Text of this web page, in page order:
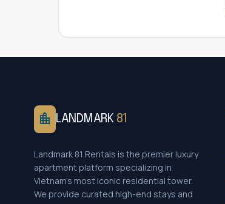
location_city LANDMARK 81
Landmark 81 Rentals is the premier luxury
apartment platform specializing in
Vietnam's most iconic residential tower.
We provide curated high-end stays and